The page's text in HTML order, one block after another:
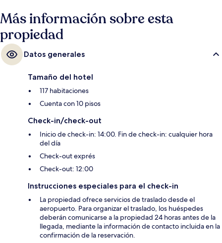
Más información sobre esta
propiedad
Datos generales
Tamaño del hotel
117 habitaciones
Cuenta con 10 pisos
Check-in/check-out
Inicio de check-in: 14:00. Fin de check-in: cualquier hora
del día
Check-out exprés
Check-out: 12:00
Instrucciones especiales para el check-in
La propiedad ofrece servicios de traslado desde el
aeropuerto. Para organizar el traslado, los huéspedes
deberán comunicarse a la propiedad 24 horas antes de la
llegada, mediante la información de contacto incluida en la
confirmación de la reservación.